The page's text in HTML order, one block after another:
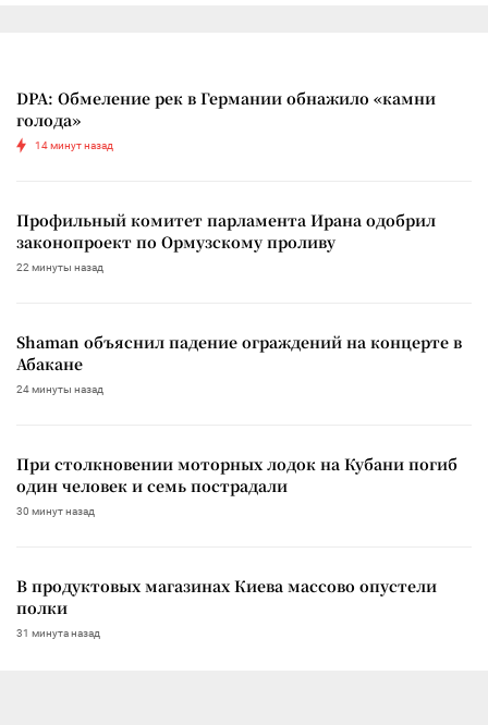
DPA: Обмеление рек в Германии обнажило «камни
голода»
14 минут назад
Профильный комитет парламента Ирана одобрил
законопроект по Ормузскому проливу
22 минуты назад
Shaman объяснил падение ограждений на концерте в
Абакане
24 минуты назад
При столкновении моторных лодок на Кубани погиб
один человек и семь пострадали
30 минут назад
В продуктовых магазинах Киева массово опустели
полки
31 минута назад